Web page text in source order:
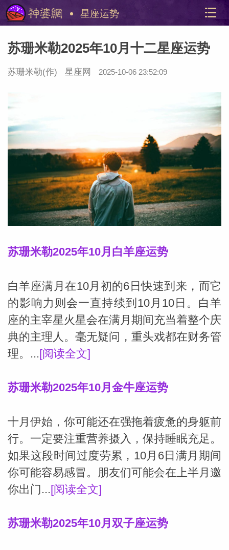
美国神
婆星座
星座运势
站内导
航
苏珊米勒2025年10月十二星座运势
苏珊米勒(作) 星座网 2025-10-06 23:52:09
苏珊米勒2025年10月白羊座运势
白羊座满月在10月初的6日快速到来，而它
的影响力则会一直持续到10月10日。白羊
座的主宰星火星会在满月期间充当着整个庆
典的主理人。毫无疑问，重头戏都在财务管
理。...[阅读全文]
苏珊米勒2025年10月金牛座运势
十月伊始，你可能还在强拖着疲惫的身躯前
行。一定要注重营养摄入，保持睡眠充足。
如果这段时间过度劳累，10月6日满月期间
你可能容易感冒。朋友们可能会在上半月邀
你出门...[阅读全文]
苏珊米勒2025年10月双子座运势